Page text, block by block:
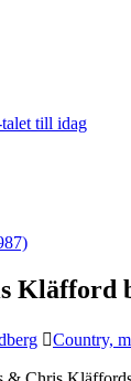
till idag
Kläfford
Country,